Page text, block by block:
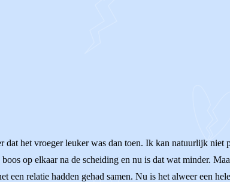
het vroeger leuker was dan toen. Ik kan natuurlijk
op elkaar na de scheiding en nu is dat wat minder.
een relatie hadden gehad samen. Nu is het alweer een